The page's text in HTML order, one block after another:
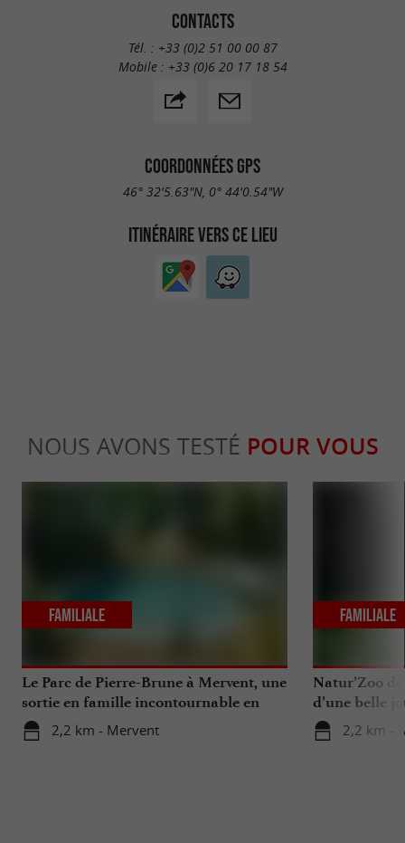
CONTACTS
Tél. : +33 (0)2 51 00 00 87
Mobile : +33 (0)6 20 17 18 54
COORDONNÉES GPS
46° 32'5.63"N, 0° 44'0.54"W
ITINÉRAIRE VERS CE LIEU
NOUS AVONS TESTÉ POUR VOUS
Le Parc de Pierre-Brune à Mervent, une
sortie en famille incontournable en
Vendée
2,2 km - Mervent
Familiale
Natur’Zoo
d’une belle
2,2 km -
Familiale